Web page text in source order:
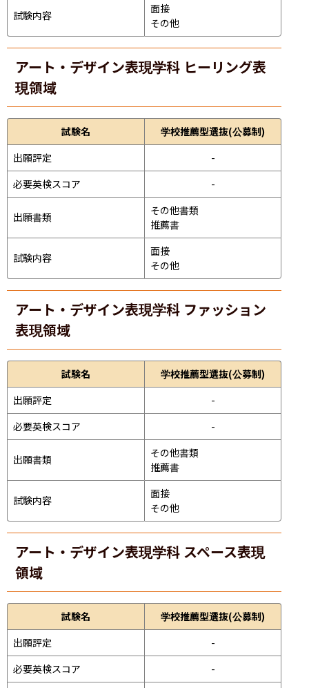
試験内容
面接
その他
アート・デザイン表現学科 ヒーリング表
現領域
試験名
学校推薦型選抜(公募制)
出願評定
-
必要英検スコア
-
出願書類
その他書類
推薦書
試験内容
面接
その他
アート・デザイン表現学科 ファッション
表現領域
試験名
学校推薦型選抜(公募制)
出願評定
-
必要英検スコア
-
出願書類
その他書類
推薦書
試験内容
面接
その他
アート・デザイン表現学科 スペース表現
領域
試験名
学校推薦型選抜(公募制)
出願評定
-
必要英検スコア
-